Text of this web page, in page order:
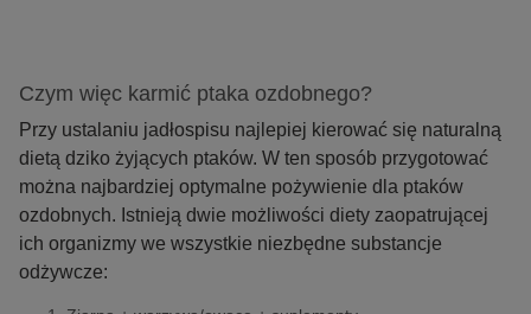
Czym więc karmić ptaka ozdobnego?
Przy ustalaniu jadłospisu najlepiej kierować się naturalną
dietą dziko żyjących ptaków. W ten sposób przygotować
można najbardziej optymalne pożywienie dla ptaków
ozdobnych. Istnieją dwie możliwości diety zaopatrującej
ich organizmy we wszystkie niezbędne substancje
odżywcze: